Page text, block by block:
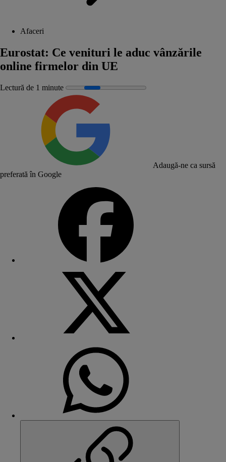
Afaceri
Eurostat: Ce venituri le aduc vânzările
online firmelor din UE
Lectură de 1 minute
Adaugă-ne ca sursă
preferată în Google